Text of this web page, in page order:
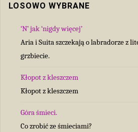
LOSOWO WYBRANE
‘N’ jak ‘nigdy więcej’
Aria i Suita szczekają o labradorze z
grzbiecie.
Kłopot z kleszczem
Kłopot z kleszczem
Góra śmieci.
Co zrobić ze śmieciami?